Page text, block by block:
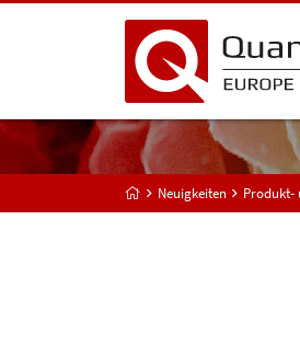
Neuigkeiten Produkt-